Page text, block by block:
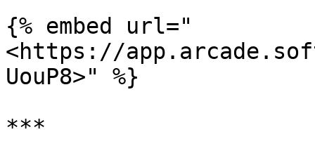
{% embed url="
<https://
UouP8>" %}
***